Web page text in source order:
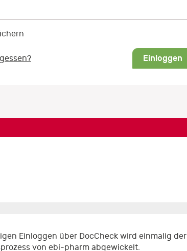
Einloggen
Einloggen über DocCheck wird einmalig der
von ebi-pharm abgewickelt.